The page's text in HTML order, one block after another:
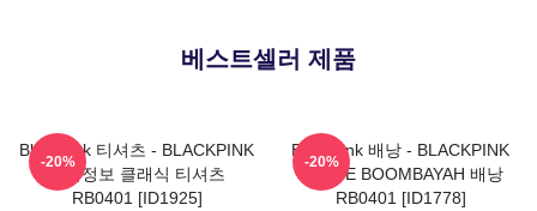
베스트셀러 제품
Blackpink 티셔츠 - BLACKPINK
제품정보 클래식 티셔츠
RB0401 [ID1925]
-20%
Blackpink 배낭 - BLACKPINK
JENNIE BOOMBAYAH 배낭
RB0401 [ID1778]
-20%